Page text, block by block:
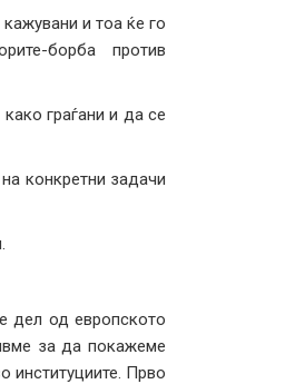
и тоа ќе го
борба против
граѓани и да се
конкретни задачи
дел од европското
за да покажеме
институциите. Прво